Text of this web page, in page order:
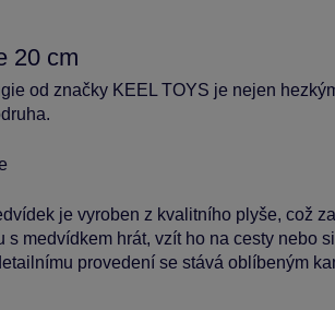
20 cm
od značky KEEL TOYS je nejen
je vyroben z kvalitního plyše, což
s medvídkem hrát, vzít ho na cesty nebo
provedení se stává oblíbeným